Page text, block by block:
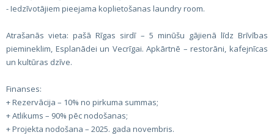
- Iedzīvotājiem pieejama koplietošanas laundry room.
Atrašanās vieta: pašā Rīgas sirdī – 5 minūšu gājienā līdz Brīvības
piemineklim, Esplanādei un Vecrīgai. Apkārtnē – restorāni, kafejnīcas
un kultūras dzīve.
Finanses:
+ Rezervācija – 10% no pirkuma summas;
+ Atlikums – 90% pēc nodošanas;
+ Projekta nodošana – 2025. gada novembris.